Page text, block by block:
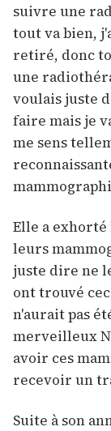
suivre une
tout va bien,
retiré, donc
une
voulais juste
faire mais je
me sens
Elle a
leurs
juste dire ne
ont trouvé
n'aurait pas
merveilleux
avoir ces
recevoir un
Suite à son